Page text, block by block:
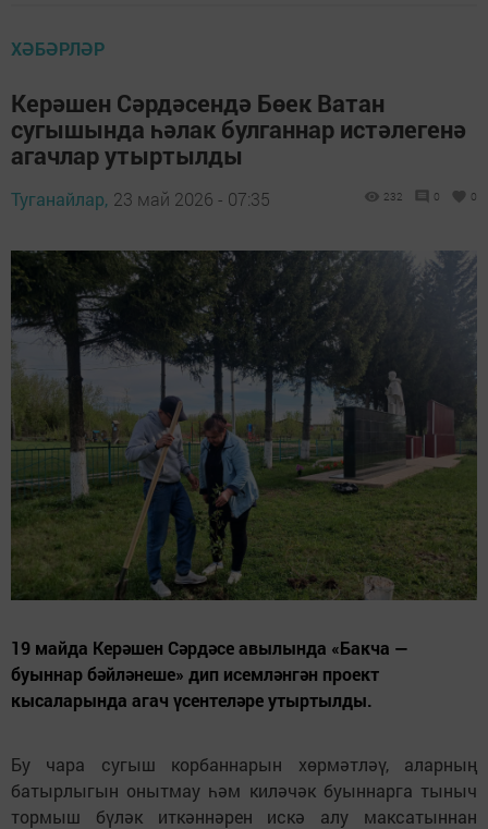
ХӘБӘРЛӘР
Керәшен Сәрдәсендә Бөек Ватан
сугышында һәлак булганнар истәлегенә
агачлар утыртылды
Туганайлар, 23 май 2026 - 07:35 232 0 0
19 майда Керәшен Сәрдәсе авылында «Бакча —
буыннар бәйләнеше» дип исемләнгән проект
кысаларында агач үсентеләре утыртылды.
Бу чара сугыш корбаннарын хөрмәтләү, аларның
батырлыгын онытмау һәм киләчәк буыннарга тыныч
тормыш бүләк иткәннәрен искә алу максатыннан